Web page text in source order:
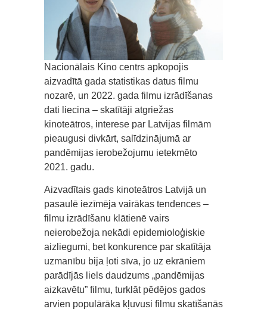
Nacionālais Kino centrs apkopojis
aizvadītā gada statistikas datus filmu
nozarē, un 2022. gada filmu izrādīšanas
dati liecina – skatītāji atgriežas
kinoteātros, interese par Latvijas filmām
pieaugusi divkārt, salīdzinājumā ar
pandēmijas ierobežojumu ietekmēto
2021. gadu.
Aizvadītais gads kinoteātros Latvijā un
pasaulē iezīmēja vairākas tendences –
filmu izrādīšanu klātienē vairs
neierobežoja nekādi epidemioloģiskie
aizliegumi, bet konkurence par skatītāja
uzmanību bija ļoti sīva, jo uz ekrāniem
parādījās liels daudzums „pandēmijas
aizkavētu” filmu, turklāt pēdējos gados
arvien populārāka kļuvusi filmu skatīšanās